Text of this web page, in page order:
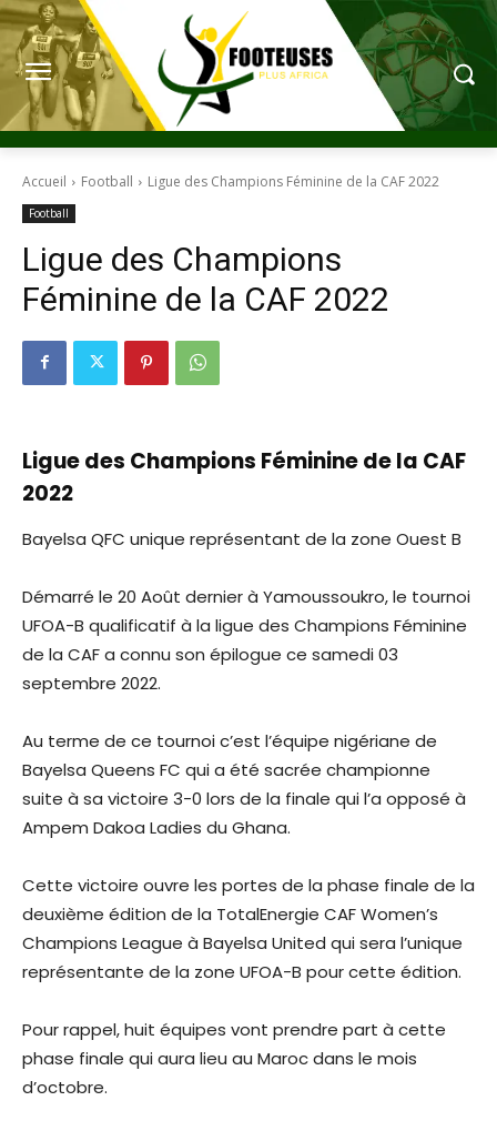
Accueil Football Ligue des Champions Féminine de la CAF 2022
Football
Ligue des Champions
Féminine de la CAF 2022
Ligue des Champions Féminine de la CAF
2022
Bayelsa QFC unique représentant de la zone Ouest B
Démarré le 20 Août dernier à Yamoussoukro, le tournoi
UFOA-B qualificatif à la ligue des Champions Féminine
de la CAF a connu son épilogue ce samedi 03
septembre 2022.
Au terme de ce tournoi c’est l’équipe nigériane de
Bayelsa Queens FC qui a été sacrée championne
suite à sa victoire 3-0 lors de la finale qui l’a opposé à
Ampem Dakoa Ladies du Ghana.
Cette victoire ouvre les portes de la phase finale de la
deuxième édition de la TotalEnergie CAF Women’s
Champions League à Bayelsa United qui sera l’unique
représentante de la zone UFOA-B pour cette édition.
Pour rappel, huit équipes vont prendre part à cette
phase finale qui aura lieu au Maroc dans le mois
d’octobre.